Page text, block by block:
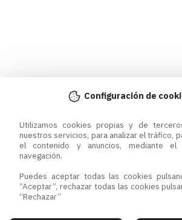
Configuración de
Utilizamos cookies propias y de
nuestros servicios, para analizar el tráfico,
el contenido y anuncios, mediante
navegación.
Puedes aceptar todas las cookies
“Aceptar”, rechazar todas las cookies
“Rechazar”